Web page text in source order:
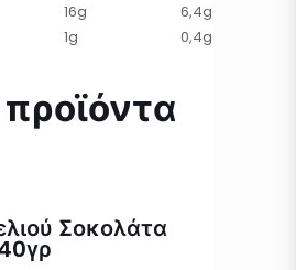
16g
6,4g
1g 0,4g
Σοκολάτα